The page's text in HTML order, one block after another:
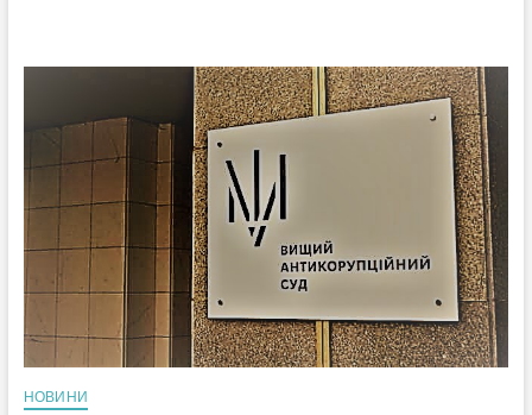
НОВИНИ